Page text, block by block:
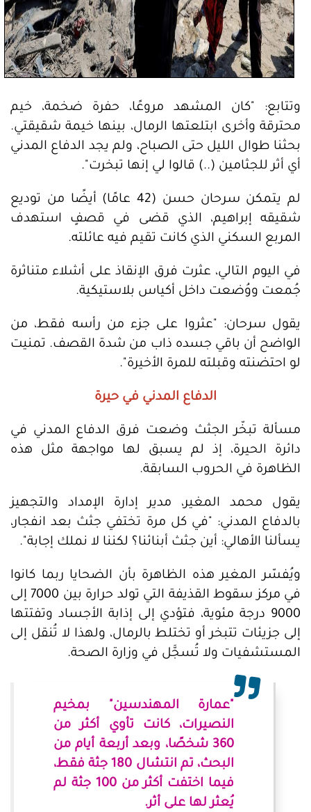
وتتابع: "كان المشهد مروعًا، حفرة ضخمة، خيم
محترقة وأخرى ابتلعتها الرمال، بينها خيمة شقيقتي.
بحثنا طوال الليل حتى الصباح، ولم يجد الدفاع المدني
أي أثر للجثامين (..) قالوا لي إنها تبخرت".
لم يتمكن سرحان حسن (42 عامًا) أيضًا من توديع
شقيقه إبراهيم، الذي قضى في قصفٍ استهدف
المربع السكني الذي كانت تقيم فيه عائلته.
في اليوم التالي، عثرت فرق الإنقاذ على أشلاء متناثرة
جُمعت ووُضعت داخل أكياس بلاستيكية.
يقول سرحان: "عثروا على جزء من رأسه فقط، من
الواضح أن باقي جسده ذاب من شدة القصف. تمنيت
لو احتضنته وقبلته للمرة الأخيرة".
الدفاع المدني في حيرة
مسألة تبخّر الجثث وضعت فرق الدفاع المدني في
دائرة الحيرة، إذ لم يسبق لها مواجهة مثل هذه
الظاهرة في الحروب السابقة.
يقول محمد المغير، مدير إدارة الإمداد والتجهيز
بالدفاع المدني: "في كل مرة تختفي جثث بعد انفجار،
يسألنا الأهالي: أين جثث أبنائنا؟ لكننا لا نملك إجابة".
ويُفسّر المغير هذه الظاهرة بأن الضحايا ربما كانوا
في مركز سقوط القذيفة التي تولد حرارة بين 7000 إلى
9000 درجة مئوية، فتؤدي إلى إذابة الأجساد وتفتتها
إلى جزيئات تتبخر أو تختلط بالرمال، ولهذا لا تُنقل إلى
المستشفيات ولا تُسجَّل في وزارة الصحة.
"عمارة المهندسين" بمخيم
النصيرات، كانت تأوي أكثر من
360 شخصًا، وبعد أربعة أيام من
البحث، تم انتشال 180 جثة فقط،
فيما اختفت أكثر من 100 جثة لم
يُعثر لها على أثر.